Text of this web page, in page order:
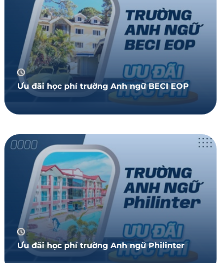
Ưu đãi học phí trường Anh ngữ BECI EOP
Ưu đãi học phí trường Anh ngữ Philinter